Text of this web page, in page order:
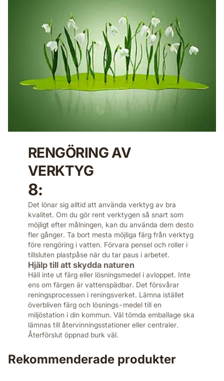
RENGÖRING AV
VERKTYG
8:
Det lönar sig alltid att använda verktyg av bra
kvalitet. Om du gör rent verktygen så snart som
möjligt efter målningen, kan du använda dem desto
fler gånger. Ta bort mesta möjliga färg från verktyg
före rengöring i vatten. Förvara pensel och roller i
tillsluten plastpåse när du tar paus i arbetet.
Hjälp till att skydda naturen
Häll inte ut färg eller lösningsmedel i avloppet. Inte
ens om färgen är vattenspädbar. Det försvårar
reningsprocessen i reningsverket. Lämna istället
överbliven färg och lösnings-medel till en
miljöstation i din kommun. Väl tömda emballage ska
lämnas till återvinningsstationer eller centraler.
Återförslut öppnad burk väl.
Rekommenderade produkter